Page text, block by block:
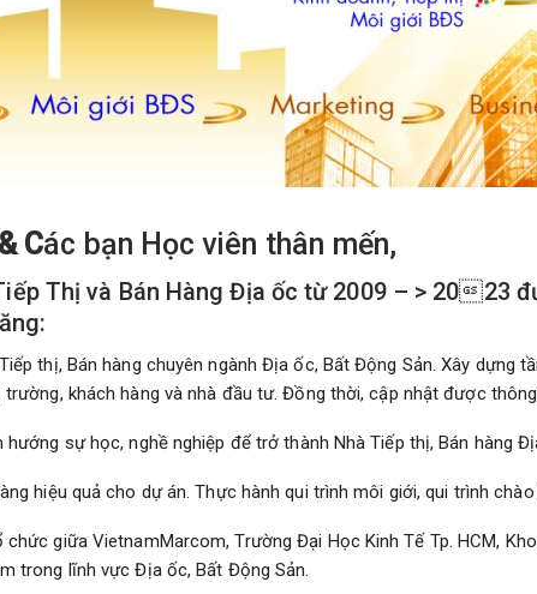
& Các bạn Học viên thân mến,
Thị và Bán Hàng Địa ốc từ 2009 – > 2023
thị, Bán hàng chuyên ngành Địa ốc, Bất Động Sản. Xây dựng
khách hàng và nhà đầu tư. Đồng thời, cập nhật được
sự học, nghề nghiệp để trở thành Nhà Tiếp thị, Bán hàng
hiệu quả cho dự án. Thực hành qui trình môi giới, qui trình
giữa VietnamMarcom, Trường Đại Học Kinh Tế Tp. HCM,
trong lĩnh vực Địa ốc, Bất Động Sản.